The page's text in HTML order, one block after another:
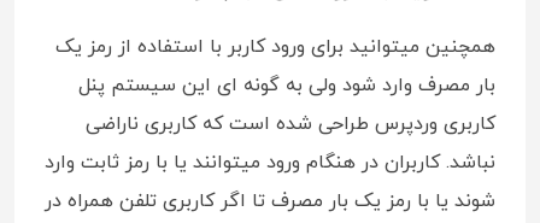
همچنین میتوانید برای ورود کاربر با استفاده از رمز یک
بار مصرف وارد شود ولی به گونه ای این سیستم پنل
کاربری وردپرس طراحی شده است که کاربری ناراضی
نباشد. کاربران در هنگام ورود میتوانند یا با رمز ثابت وارد
شوند یا با رمز یک بار مصرف تا اگر کاربری تلفن همراه در